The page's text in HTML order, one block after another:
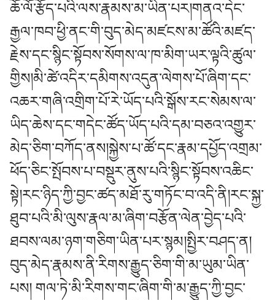
ཆོ་ལོ་རྩོད་པའི་ལས་རྣམས་མ་ཡིན་པར།གནའ་དེང་
རྒྱལ་ཁབ་ཕྱི་ནང་གི་བུད་མེད་མཛངས་མ་ཚོའི་མཛད་
རྗེས་དང་སྙིང་སྟོབས་སོགས་ལ་ཁ་མིག་ཡར་ལྟའི་ཚུལ་
གྱིས།མི་ཚེ་འདིར་དམིགས་འདུན་ལེགས་པོ་ཞིག་དང་
འཆར་གཞི་འགྲིག་པོ་རེ་ཡོད་པའི་སྒོས་རང་སེམས་ལ་
ཡིད་ཆེས་དང་གདེང་ཚོད་ཡོད་པའི་དམ་བཅའ་འགྱུར་
མེད་ཅིག་བཀོད་ནས།སྐྱེས་པ་ཚོ་དང་རྣམ་དཔྱོད་འགྲམ་
ཕོད་ཅིང་སྤོབས་པ་བསྡུར་ནུས་པའི་སྙིང་སྟོབས་འཆིང་
སྟེ།རང་ཉིད་ཀྱི་བྱང་ཚད་མཐོ་རུ་གཏོང་བ་འདི་ནི།རང་སྐྱ་
ཐུབ་པའི་མི་ལུས་རྣལ་མ་ཞིག་བརྩོན་ལེན་བྱེད་པའི་
ཐབས་ལམ་ཉག་གཅིག་ཡིན་པར་སྙམ།སྤྱིར་བཤད་ན།
བུད་མེད་རྣམས་ནི་རིགས་རྒྱུད་ཅིག་གི་མ་ཡུམ་ཡིན་
པས། གལ་ཏེ་མི་རིགས་གང་ཞིག་གི་མ་རྒྱུད་ཀྱི་བྱང་